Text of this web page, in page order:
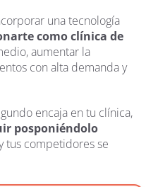
una tecnología
como clínica de
aumentar la
con alta demanda y
encaja en tu clínica,
posponiéndolo
tus competidores se